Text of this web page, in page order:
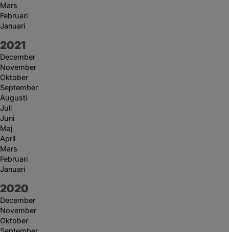
Mars
Februari
Januari
År:
2021
December
November
Oktober
September
Augusti
Juli
Juni
Maj
April
Mars
Februari
Januari
År:
2020
December
November
Oktober